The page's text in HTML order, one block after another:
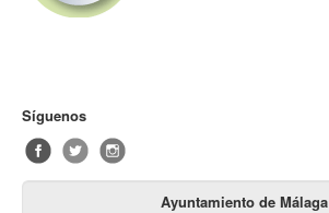
Síguenos
Ayuntamiento de Málaga